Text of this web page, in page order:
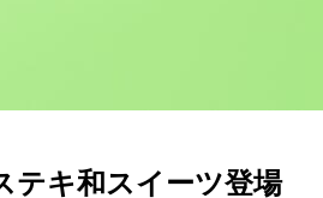
テキ和スイーツ登場